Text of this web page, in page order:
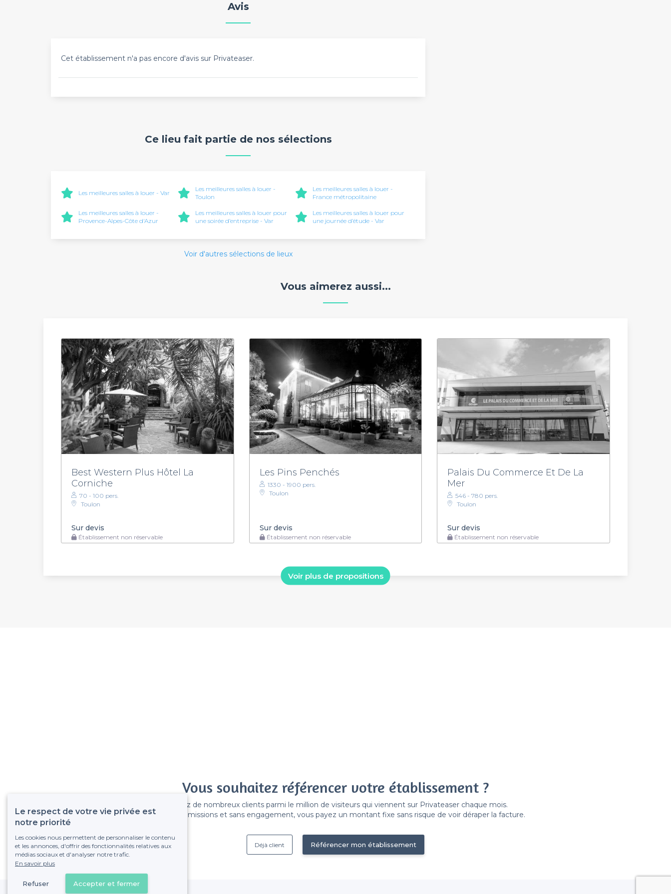
Avis
Cet établissement n'a pas encore d'avis sur Privateaser.
Ce lieu fait partie de nos sélections
Les meilleures salles à louer - Var
Les meilleures salles à louer -
Toulon
Les meilleures salles à louer -
France métropolitaine
Les meilleures salles à louer -
Provence-Alpes-Côte d'Azur
Les meilleures salles à louer pour
une soirée d’entreprise - Var
Les meilleures salles à louer pour
une journée d’étude - Var
Voir d'autres sélections de lieux
Vous aimerez aussi...
Best Western Plus Hôtel La
Corniche
70 - 100 pers.
Toulon
Sur devis
Établissement non réservable
Les Pins Penchés
1330 - 1900 pers.
Toulon
Sur devis
Établissement non réservable
Palais Du Commerce Et De La
Mer
546 - 780 pers.
Toulon
Sur devis
Établissement non réservable
Voir plus de propositions
Vous souhaitez référencer votre établissement ?
Gagnez de nombreux clients parmi le million de visiteurs qui viennent sur Privateaser chaque mois.
Pas de commissions et sans engagement, vous payez un montant fixe sans risque de voir déraper la facture.
Référencer mon établissement
Déjà client
Le respect de votre vie privée est
notre priorité
Les cookies nous permettent de personnaliser le contenu
et les annonces, d'offrir des fonctionnalités relatives aux
médias sociaux et d'analyser notre trafic.
En savoir plus
Refuser Accepter et fermer